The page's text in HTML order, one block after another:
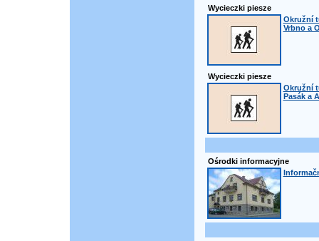
Wycieczki piesze
Okružní
Vrbno a
Wycieczki piesze
Okružní
Pasák a
Ośrodki informacyjne